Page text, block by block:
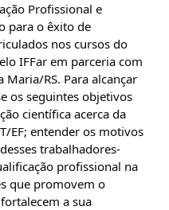
Profissional e
para o êxito de
nos cursos do
IFFar em parceria com
RS. Para alcançar
os seguintes objetivos
científica acerca da
EF; entender os motivos
trabalhadores-
profissional na
que promovem o
a sua